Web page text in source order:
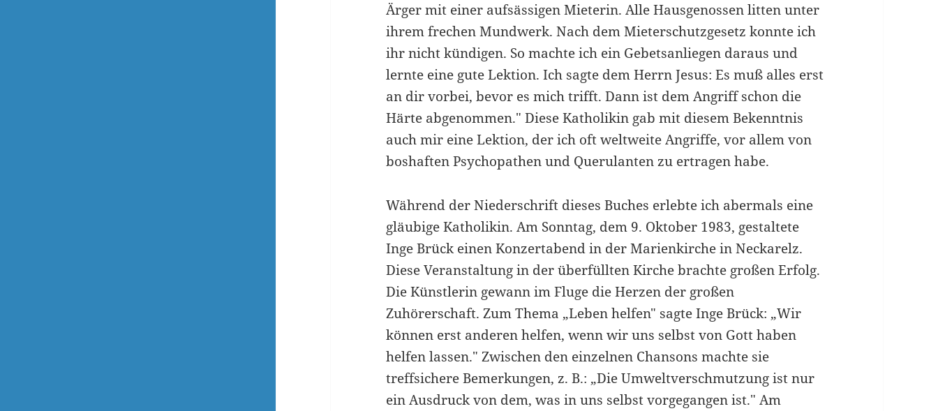
Ärger mit einer aufsässigen Mieterin. Alle Hausgenossen litten unter
ihrem frechen Mundwerk. Nach dem Mieterschutzge­setz konnte ich
ihr nicht kündigen. So machte ich ein Gebetsanlie­gen daraus und
lernte eine gute Lektion. Ich sagte dem Herrn Jesus: Es muß alles erst
an dir vorbei, bevor es mich trifft. Dann ist dem Angriff schon die
Härte abgenommen." Diese Katholikin gab mit diesem Bekenntnis
auch mir eine Lektion, der ich oft weltweite Angriffe, vor allem von
boshaften Psychopathen und Querulanten zu ertragen habe.
Während der Niederschrift dieses Buches erlebte ich abermals eine
gläubige Katholikin. Am Sonntag, dem 9. Oktober 1983, gestaltete
Inge Brück einen Konzertabend in der Marienkirche in Neckarelz.
Diese Veranstaltung in der überfüllten Kirche brachte großen Erfolg.
Die Künstlerin gewann im Fluge die Herzen der großen
Zuhörerschaft. Zum Thema „Leben helfen" sagte Inge Brück: „Wir
können erst anderen helfen, wenn wir uns selbst von Gott haben
helfen lassen." Zwischen den einzelnen Chansons machte sie
treffsichere Bemerkungen, z. B.: „Die Umweltver­schmutzung ist nur
ein Ausdruck von dem, was in uns selbst vorgegangen ist." Am